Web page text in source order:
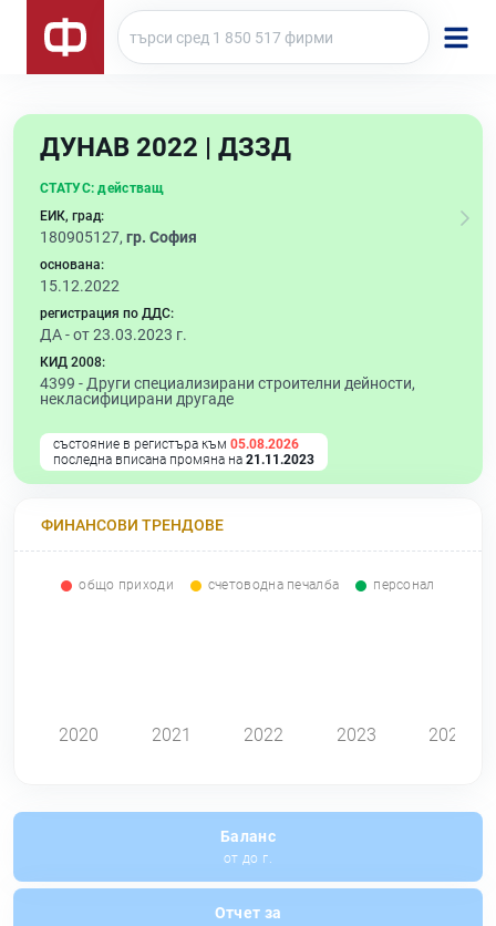
ДУНАВ 2022 | ДЗЗД
СТАТУС: действащ
ЕИК, град:
180905127, гр. София
основана:
15.12.2022
регистрация по ДДС:
ДА - от 23.03.2023 г.
КИД 2008:
4399 - Други специализирани строителни дейности,
некласифицирани другаде
състояние в регистъра към 05.08.2026
последна вписана промяна на 21.11.2023
ФИНАНСОВИ ТРЕНДОВЕ
общо приходи счетоводна печалба персонал
2020 2021 2022 2023 2024
Баланс
от до г.
Отчет за